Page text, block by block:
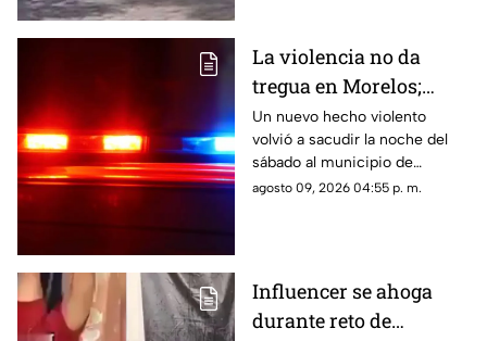
La violencia no da
tregua en Morelos;
ejecutan a un hombre
en Jiutepec
Un nuevo hecho violento
volvió a sacudir la noche del
sábado al municipio de
Jiutepec.
agosto 09, 2026 04:55 p. m.
Influencer se ahoga
durante reto de